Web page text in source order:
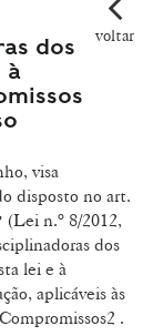
dos
à
voltar
visa
disposto no art.
(Lei n.º 8/2012,
dos
lei e à
aplicáveis às
.